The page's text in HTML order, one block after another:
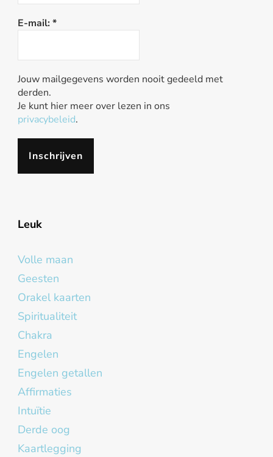
E-mail: *
Jouw mailgegevens worden nooit gedeeld met
derden.
Je kunt hier meer over lezen in ons
privacybeleid.
Leuk
Volle maan
Geesten
Orakel kaarten
Spiritualiteit
Chakra
Engelen
Engelen getallen
Affirmaties
Intuïtie
Derde oog
Kaartlegging